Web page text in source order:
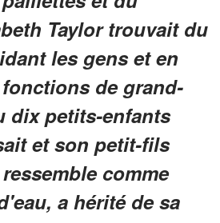
Taylor trouvait du
les gens et en
de grand-
dix petits-enfants
et son petit-fils
comme
a hérité de sa